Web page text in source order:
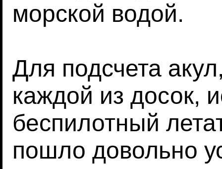
морской водой.
Для подсчета
каждой из досок,
беспилотный
пошло довольно